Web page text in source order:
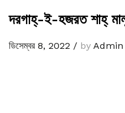
দরগাহ্‌-ই-হজরত শাহ্‌
ডিসেম্বর 8, 2022 / by Admin